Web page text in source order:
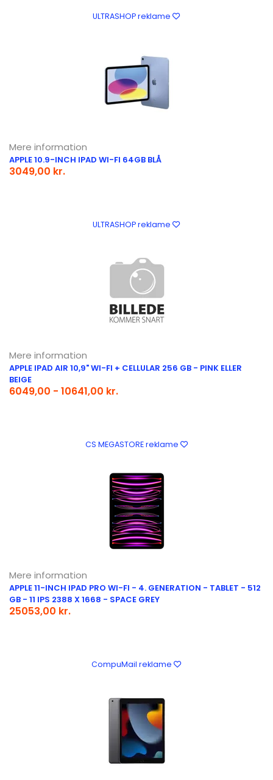
ULTRASHOP reklame
Mere information
APPLE 10.9-INCH IPAD WI-FI 64GB BLÅ
3049,00 kr.
ULTRASHOP reklame
Mere information
APPLE IPAD AIR 10,9" WI-FI + CELLULAR 256 GB - PINK ELLER
BEIGE
6049,00 - 10641,00 kr.
CS MEGASTORE reklame
Mere information
APPLE 11-INCH IPAD PRO WI-FI - 4. GENERATION - TABLET - 512
GB - 11 IPS 2388 X 1668 - SPACE GREY
25053,00 kr.
CompuMail reklame